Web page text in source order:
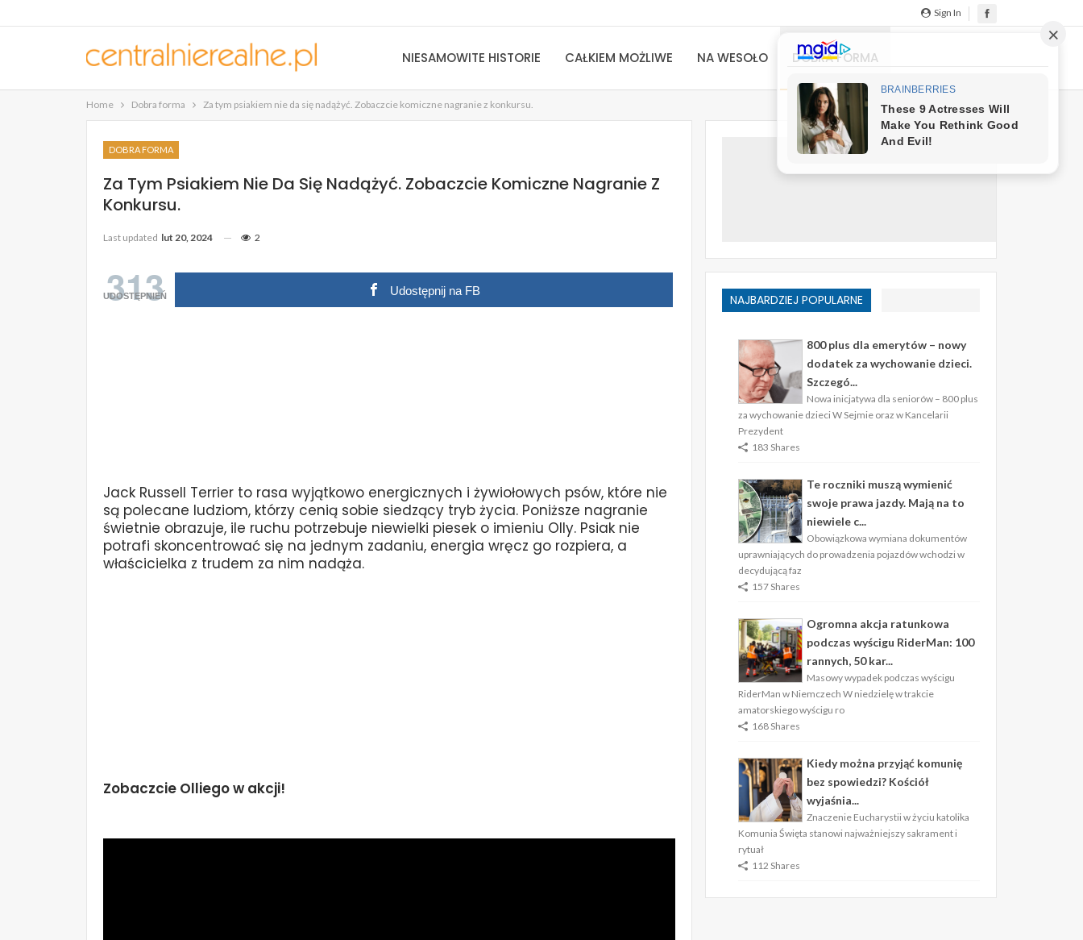
Sign In
NIESAMOWITE HISTORIE CAŁKIEM MOŻLIWE NA WESOŁO DOBRA FORMA
Home Dobra forma Za tym psiakiem nie da się nadążyć. Zobaczcie komiczne nagranie z konkursu.
DOBRA FORMA
Za Tym Psiakiem Nie Da Się Nadążyć. Zobaczcie Komiczne Nagranie Z
Konkursu.
Last updated lut 20, 2024 2
313
UDOSTĘPNIEŃ Udostępnij na FB
Jack Russell Terrier to rasa wyjątkowo energicznych i żywiołowych psów, które nie
są polecane ludziom, którzy cenią sobie siedzący tryb życia. Poniższe nagranie
świetnie obrazuje, ile ruchu potrzebuje niewielki piesek o imieniu Olly. Psiak nie
potrafi skoncentrować się na jednym zadaniu, energia wręcz go rozpiera, a
właścicielka z trudem za nim nadąża.
Zobaczcie Olliego w akcji!
NAJBARDZIEJ POPULARNE
800 plus dla emerytów – nowy
dodatek za wychowanie dzieci.
Szczegó...
Nowa inicjatywa dla seniorów – 800 plus
za wychowanie dzieci W Sejmie oraz w Kancelarii
Prezydent
183 Shares
Te roczniki muszą wymienić
swoje prawa jazdy. Mają na to
niewiele c...
Obowiązkowa wymiana dokumentów
uprawniających do prowadzenia pojazdów wchodzi w
decydującą faz
157 Shares
Ogromna akcja ratunkowa
podczas wyścigu RiderMan: 100
rannych, 50 kar...
Masowy wypadek podczas wyścigu
RiderMan w Niemczech W niedzielę w trakcie
amatorskiego wyścigu ro
168 Shares
Kiedy można przyjąć komunię
bez spowiedzi? Kościół
wyjaśnia...
Znaczenie Eucharystii w życiu katolika
Komunia Święta stanowi najważniejszy sakrament i
rytuał
112 Shares